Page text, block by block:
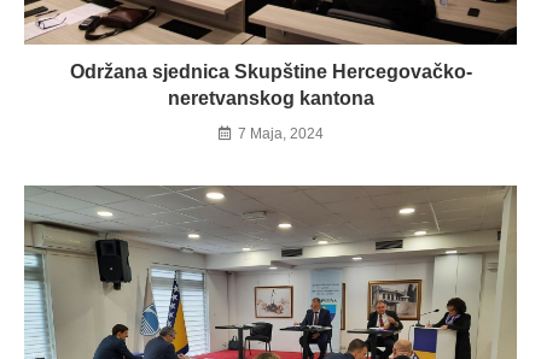
Održana sjednica Skupštine Hercegovačko-
neretvanskog kantona
7 Maja, 2024